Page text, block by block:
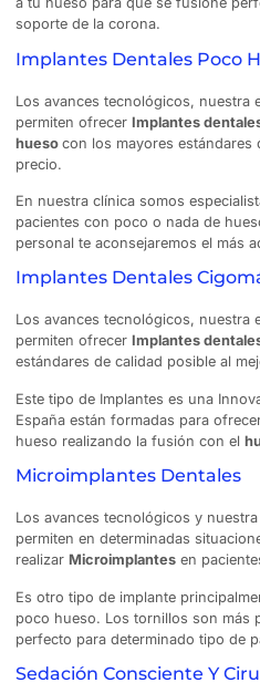
soporte de la corona.
Implantes Dentales Poco
Los avances tecnológicos, nuestra
permiten ofrecer Implantes
hueso con los mayores estándares
precio.
En nuestra clínica somos
pacientes con poco o nada de
personal te aconsejaremos el más
Implantes Dentales
Los avances tecnológicos, nuestra
permiten ofrecer Implantes
estándares de calidad posible al
Este tipo de Implantes es una
España están formadas para
hueso realizando la fusión con el
Microimplantes Dentales
Los avances tecnológicos y
permiten en determinadas
realizar Microimplantes en
Es otro tipo de implante
poco hueso. Los tornillos son más
perfecto para determinado tipo de
Sedación Consciente Y